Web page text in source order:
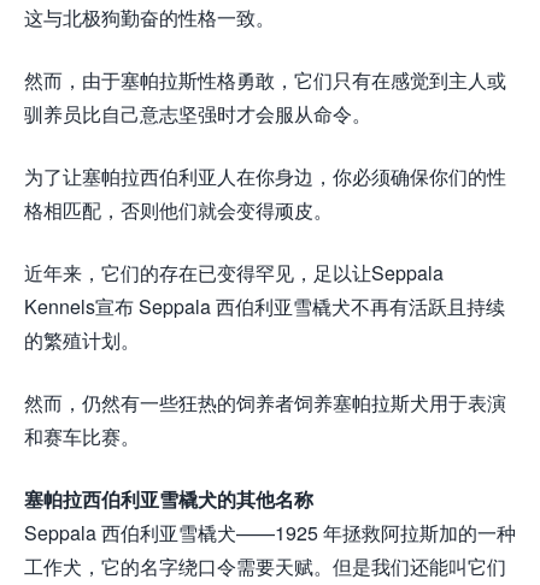
这与北极狗勤奋的性格一致。
然而，由于塞帕拉斯性格勇敢，它们只有在感觉到主人或
驯养员比自己意志坚强时才会服从命令。
为了让塞帕拉西伯利亚人在你身边，你必须确保你们的性
格相匹配，否则他们就会变得顽皮。
近年来，它们的存在已变得罕见，足以让Seppala
Kennels宣布 Seppala 西伯利亚雪橇犬不再有活跃且持续
的繁殖计划。
然而，仍然有一些狂热的饲养者饲养塞帕拉斯犬用于表演
和赛车比赛。
塞帕拉西伯利亚雪橇犬的其他名称
Seppala 西伯利亚雪橇犬——1925 年拯救阿拉斯加的一种
工作犬，它的名字绕口令需要天赋。但是我们还能叫它们